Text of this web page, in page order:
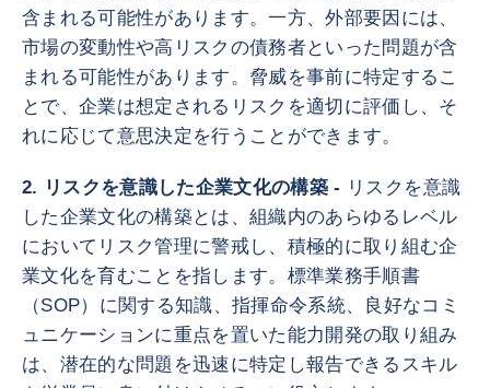
含まれる可能性があります。一方、外部要因には、
市場の変動性や高リスクの債務者といった問題が含
まれる可能性があります。脅威を事前に特定するこ
とで、企業は想定されるリスクを適切に評価し、そ
れに応じて意思決定を行うことができます。
2. リスクを意識した企業文化の構築 - リスクを意識
した企業文化の構築とは、組織内のあらゆるレベル
においてリスク管理に警戒し、積極的に取り組む企
業文化を育むことを指します。標準業務手順書
（SOP）に関する知識、指揮命令系統、良好なコミ
ュニケーションに重点を置いた能力開発の取り組み
は、潜在的な問題を迅速に特定し報告できるスキル